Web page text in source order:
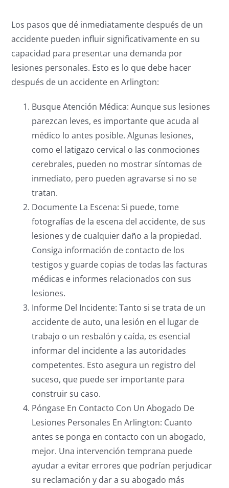
Los pasos que dé inmediatamente después de un
accidente pueden influir significativamente en su
capacidad para presentar una demanda por
lesiones personales. Esto es lo que debe hacer
después de un accidente en Arlington:
Busque Atención Médica: Aunque sus lesiones
parezcan leves, es importante que acuda al
médico lo antes posible. Algunas lesiones,
como el latigazo cervical o las conmociones
cerebrales, pueden no mostrar síntomas de
inmediato, pero pueden agravarse si no se
tratan.
Documente La Escena: Si puede, tome
fotografías de la escena del accidente, de sus
lesiones y de cualquier daño a la propiedad.
Consiga información de contacto de los
testigos y guarde copias de todas las facturas
médicas e informes relacionados con sus
lesiones.
Informe Del Incidente: Tanto si se trata de un
accidente de auto, una lesión en el lugar de
trabajo o un resbalón y caída, es esencial
informar del incidente a las autoridades
competentes. Esto asegura un registro del
suceso, que puede ser importante para
construir su caso.
Póngase En Contacto Con Un Abogado De
Lesiones Personales En Arlington: Cuanto
antes se ponga en contacto con un abogado,
mejor. Una intervención temprana puede
ayudar a evitar errores que podrían perjudicar
su reclamación y dar a su abogado más